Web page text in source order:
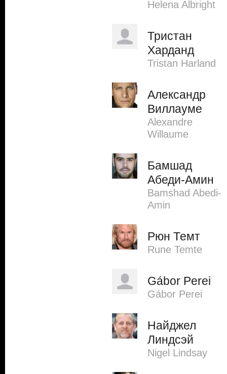
Helena Albright
Тристан
Харданд
Tristan Harland
Александр
Виллауме
Alexandre
Willaume
Бамшад
Абеди-Амин
Bamshad Abedi-
Amin
Рюн Темт
Rune Temte
Gábor Perei
Gábor Perei
Найджел
Линдсэй
Nigel Lindsay